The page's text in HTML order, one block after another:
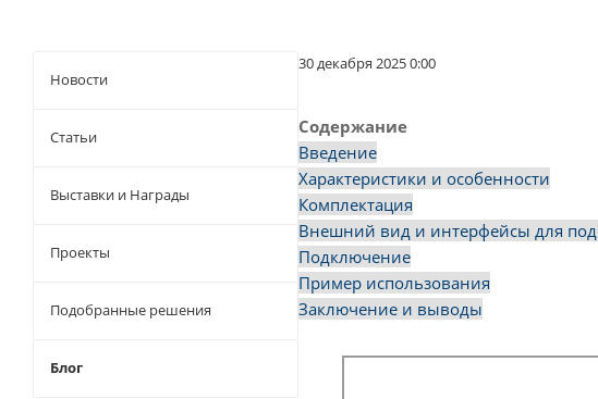
30 декабря 2025 0:00
Содержание
Введение
Характеристики и особенности
Комплектация
Внешний вид и интерфейсы для
Подключение
Пример использования
Заключение и выводы
Новости
Статьи
Выставки и Награды
Проекты
Подобранные решения
Блог